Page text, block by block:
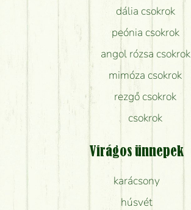
dália csokrok
peónia csokrok
angol rózsa csokrok
mimóza csokrok
rezgő csokrok
csokrok
Virágos ünnepek
karácsony
húsvét